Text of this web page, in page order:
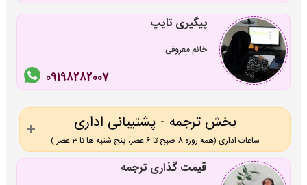
پیگیری تایپ
خانم معروفی
09198282007
بخش ترجمه - پشتیبانی اداری
ساعات اداری (همه روزه 8 صبح تا 6 عصر، پنج شنبه ها تا 3 عصر )
قیمت گذاری ترجمه